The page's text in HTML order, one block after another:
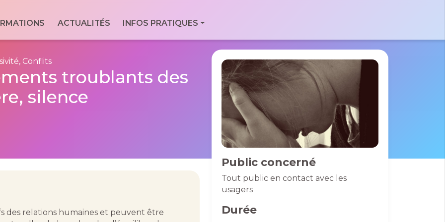
du
Formassad
9 Bd Pierre
Mendes France
77600 Bussy St
Georges
01 40 06 01 26
ACTUALITÉS INFOS PRATIQUES
Conflits
troublants des
silence
des relations humaines et peuvent être
Public concerné
Tout public en contact avec les
usagers
Durée